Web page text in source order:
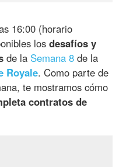
16:00 (horario
losdesafíos y
de la Semana 8 de la
Royale. Como parte de
te mostramos cómo
contratos de